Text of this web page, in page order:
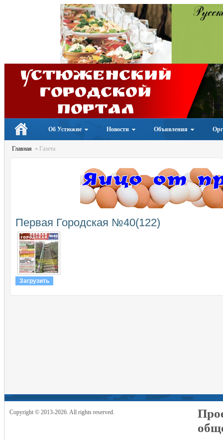
Устюженский
Городской
портал
Об Устюжне Новости Объявления
Главная Газета
Первая Городская №40(122)
Загрузить
Copyright © 2013-2026. All rights reserved.